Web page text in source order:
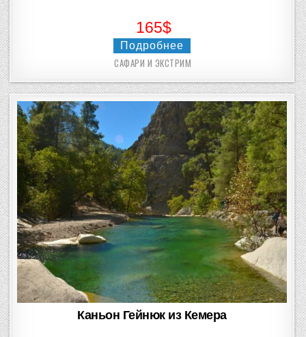
165$
Подробнее
Posted
САФАРИ И ЭКСТРИМ
Каньон Гейнюк из Кемера